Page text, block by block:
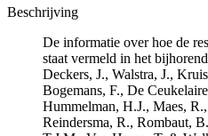
Beschrijving
De informatie over hoe de
staat vermeld in het
Deckers, J., Walstra, J.,
Bogemans, F., De
Hummelman, H.J., Maes,
Reindersma, R., Rombaut,